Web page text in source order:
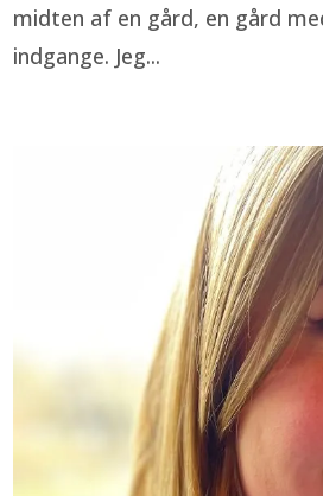
midten af en gård, en gård
indgange. Jeg...